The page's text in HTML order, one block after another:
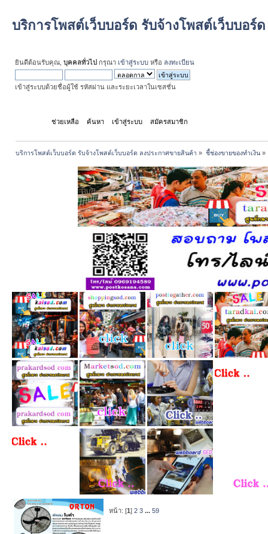
บริการโพสต์เว็บบอร์ด รับจ้างโพสต์เว็บบอร์
ยินดีต้อนรับคุณ, บุคคลทั่วไป กรุณา เข้าสู่ระบบ หรือ ลงทะเบียน
เข้าสู่ระบบด้วยชื่อผู้ใช้ รหัสผ่าน และระยะเวลาในเซสชั่น
ช่วยเหลือ ค้นหา เข้าสู่ระบบ สมัครสมาชิก
บริการโพสต์เว็บบอร์ด รับจ้างโพสต์เว็บบอร์ด ลงประกาศขายสินค้า » ชี้ช่องขายของทำเงิน»
หน้า: [1]2 3 ...59